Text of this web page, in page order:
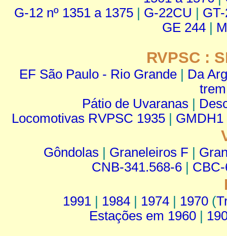
G-12 nº 1351 a 1375
G-22CU
GE 244
RVPSC :
EF São Paulo - Rio Grande| Da
Pátio de Uvaranas |
Locomotivas RVPSC 1935| GMDH1
Gôndolas | Graneleiros F |
CNB-341.568-6 |
1991| 1984| 1974| 1970(
Estações em 1960 |